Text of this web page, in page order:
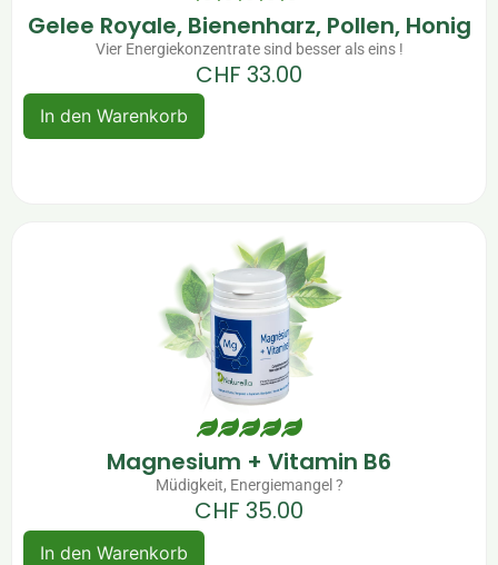
Gelee Royale, Bienenharz, Pollen, Honig
Vier Energiekonzentrate sind besser als eins !
CHF 33.00
In den Warenkorb
Magnesium + Vitamin B6
Müdigkeit, Energiemangel ?
CHF 35.00
In den Warenkorb